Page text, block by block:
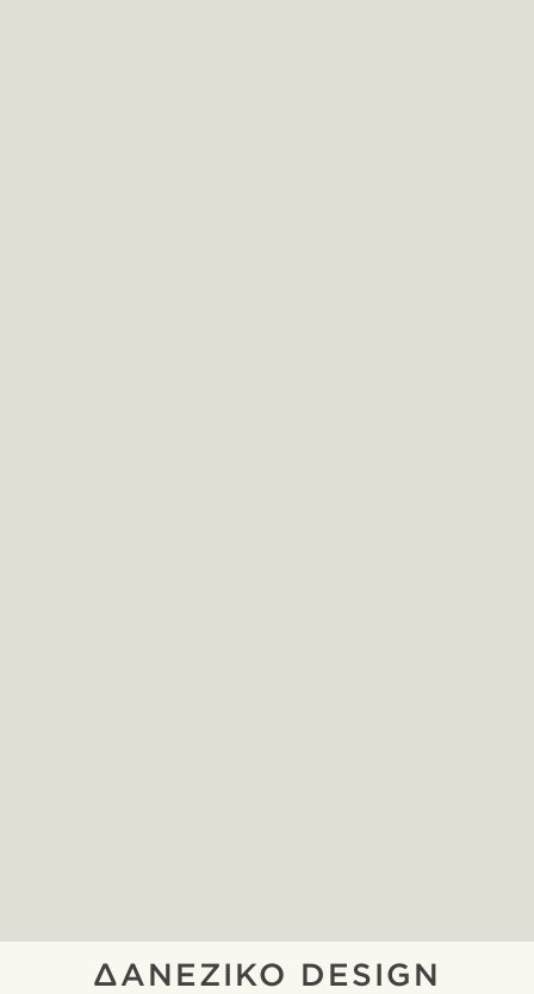
ΔΑΝΕΖΙΚΟ DESIGN